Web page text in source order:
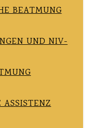
BEATMUNG
UND NIV-
ASSISTENZ